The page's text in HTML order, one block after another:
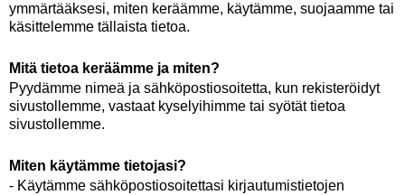
ymmärtääksesi, miten keräämme, käytämme, suojaamme tai
käsittelemme tällaista tietoa.
Mitä tietoa keräämme ja miten?
Pyydämme nimeä ja sähköpostiosoitetta, kun rekisteröidyt
sivustollemme, vastaat kyselyihimme tai syötät tietoa
sivustollemme.
Miten käytämme tietojasi?
- Käytämme sähköpostiosoitettasi kirjautumistietojen